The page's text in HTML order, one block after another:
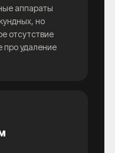
аппараты
но
отсутствие
про удаление